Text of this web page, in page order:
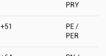
PRY
+51
PE /
PER